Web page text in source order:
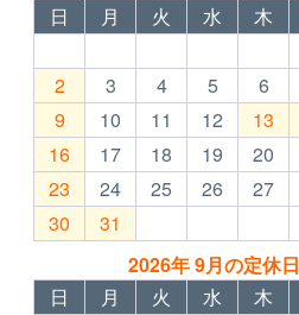
日
月 火 水 木
2
3 4 5 6
9
10 11 12 13
16
17 18 19 20
23
24 25 26 27
30
31
2026年 9月の定休日
日
月 火 水 木